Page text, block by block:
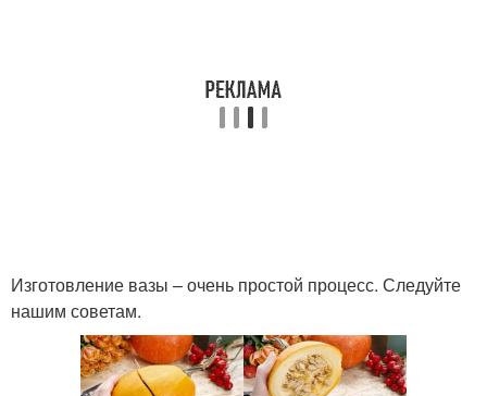
Изготовление вазы – очень простой процесс. Следуйте
нашим советам.